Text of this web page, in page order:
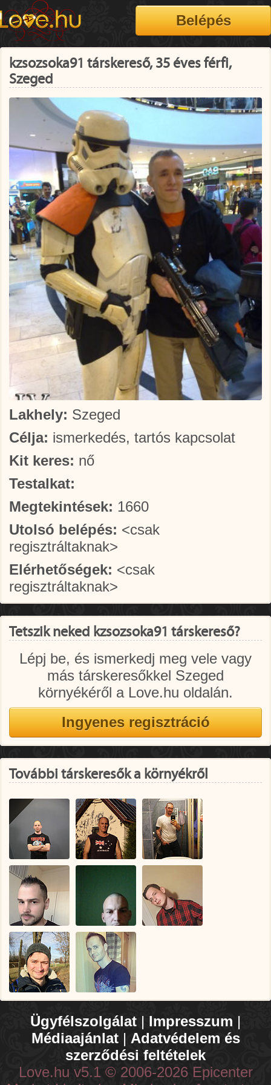
kzsozsoka91 társkereső, 35 éves férfi,
Szeged
Lakhely: Szeged
Célja: ismerkedés, tartós kapcsolat
Kit keres: nő
Testalkat:
Megtekintések: 1660
Utolsó belépés: <csak
regisztráltaknak>
Elérhetőségek: <csak
regisztráltaknak>
Tetszik neked kzsozsoka91 társkereső?
Lépj be, és ismerkedj meg vele vagy
más társkeresőkkel Szeged
környékéről a Love.hu oldalán.
További társkeresők a környékről
Ügyfélszolgálat | Impresszum |
Médiaajánlat| Adatvédelem és
szerződési feltételek
Love.hu v5.1 © 2006-2026 Epicenter